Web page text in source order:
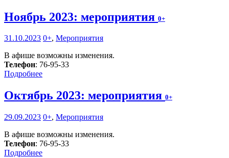
Ноябрь 2023: мероприятия 0+
31.10.2023 0+, Мероприятия
В афише возможны изменения.
Телефон: 76-95-33
Подробнее
Октябрь 2023: мероприятия 0+
29.09.2023 0+, Мероприятия
В афише возможны изменения.
Телефон: 76-95-33
Подробнее